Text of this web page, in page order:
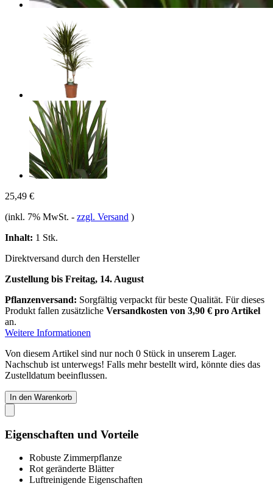
25,49 €
(inkl. 7% MwSt. - zzgl. Versand )
Inhalt: 1 Stk.
Direktversand durch den Hersteller
Zustellung bis Freitag, 14. August
Pflanzenversand: Sorgfältig verpackt für beste Qualität. Für dieses
Produkt fallen zusätzliche Versandkosten von 3,90 € pro Artikel
an.
Weitere Informationen
Von diesem Artikel sind nur noch 0 Stück in unserem Lager.
Nachschub ist unterwegs! Falls mehr bestellt wird, könnte dies das
Zustelldatum beeinflussen.
In den Warenkorb
Eigenschaften und Vorteile
Robuste Zimmerpflanze
Rot geränderte Blätter
Luftreinigende Eigenschaften